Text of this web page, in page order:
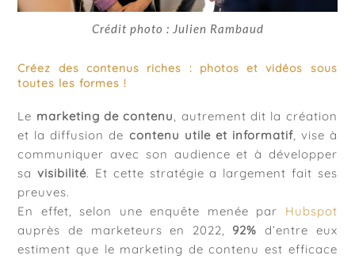
Crédit photo : Julien Rambaud
Créez des contenus riches : photos et vidéos sous
toutes les formes !
Le marketing de contenu
, autrement dit la création
et la diffusion de contenu utile et informatif, vise à
communiquer avec son audience et à développer
savisibilité. Et cette stratégie a largement fait ses
preuves.
En effet, selon une enquête menée par Hubspot
auprès de marketeurs en 2022, 92% d’entre eux
estiment que le marketing de contenu est efficace